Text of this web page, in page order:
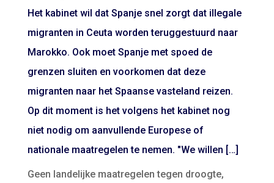
Het kabinet wil dat Spanje snel zorgt dat illegale
migranten in Ceuta worden teruggestuurd naar
Marokko. Ook moet Spanje met spoed de
grenzen sluiten en voorkomen dat deze
migranten naar het Spaanse vasteland reizen.
Op dit moment is het volgens het kabinet nog
niet nodig om aanvullende Europese of
nationale maatregelen te nemen. "We willen […]
Geen landelijke maatregelen tegen droogte,